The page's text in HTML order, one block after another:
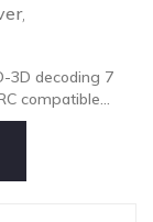
,
3D decoding 7
compatible...